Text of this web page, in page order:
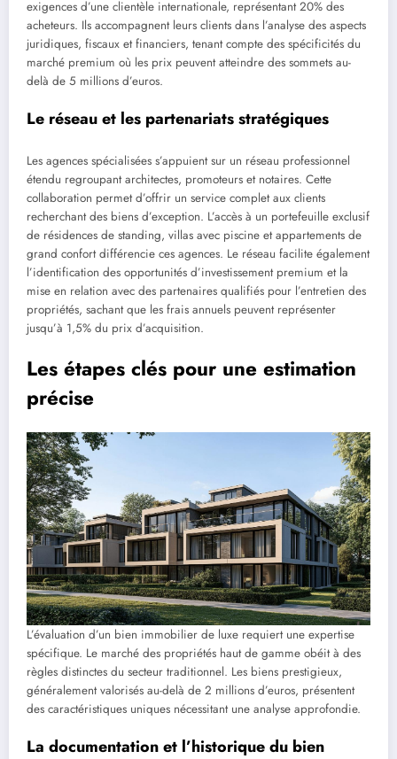
exigences d’une clientèle internationale, représentant 20% des
acheteurs. Ils accompagnent leurs clients dans l’analyse des aspects
juridiques, fiscaux et financiers, tenant compte des spécificités du
marché premium où les prix peuvent atteindre des sommets au-
delà de 5 millions d’euros.
Le réseau et les partenariats stratégiques
Les agences spécialisées s’appuient sur un réseau professionnel
étendu regroupant architectes, promoteurs et notaires. Cette
collaboration permet d’offrir un service complet aux clients
recherchant des biens d’exception. L’accès à un portefeuille exclusif
de résidences de standing, villas avec piscine et appartements de
grand confort différencie ces agences. Le réseau facilite également
l’identification des opportunités d’investissement premium et la
mise en relation avec des partenaires qualifiés pour l’entretien des
propriétés, sachant que les frais annuels peuvent représenter
jusqu’à 1,5% du prix d’acquisition.
Les étapes clés pour une estimation
précise
L’évaluation d’un bien immobilier de luxe requiert une expertise
spécifique. Le marché des propriétés haut de gamme obéit à des
règles distinctes du secteur traditionnel. Les biens prestigieux,
généralement valorisés au-delà de 2 millions d’euros, présentent
des caractéristiques uniques nécessitant une analyse approfondie.
La documentation et l’historique du bien